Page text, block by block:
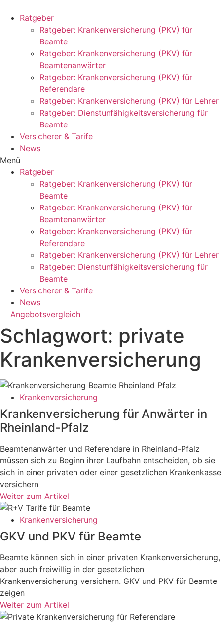
Inhalt
springen
Ratgeber
Ratgeber: Krankenversicherung (PKV) für
Beamte
Ratgeber: Krankenversicherung (PKV) für
Beamtenanwärter
Ratgeber: Krankenversicherung (PKV) für
Referendare
Ratgeber: Krankenversicherung (PKV) für Lehrer
Ratgeber: Dienstunfähigkeitsversicherung für
Beamte
Versicherer & Tarife
News
Menü
Ratgeber
Ratgeber: Krankenversicherung (PKV) für
Beamte
Ratgeber: Krankenversicherung (PKV) für
Beamtenanwärter
Ratgeber: Krankenversicherung (PKV) für
Referendare
Ratgeber: Krankenversicherung (PKV) für Lehrer
Ratgeber: Dienstunfähigkeitsversicherung für
Beamte
Versicherer & Tarife
News
Angebotsvergleich
Schlagwort: private
Krankenversicherung
Krankenversicherung
Krankenversicherung für Anwärter in
Rheinland-Pfalz
Beamtenanwärter und Referendare in Rheinland-Pfalz
müssen sich zu Beginn ihrer Laufbahn entscheiden, ob sie
sich in einer privaten oder einer gesetzlichen Krankenkasse
versichern
Weiter zum Artikel
Krankenversicherung
GKV und PKV für Beamte
Beamte können sich in einer privaten Krankenversicherung,
aber auch freiwillig in der gesetzlichen
Krankenversicherung versichern. GKV und PKV für Beamte
zeigen
Weiter zum Artikel